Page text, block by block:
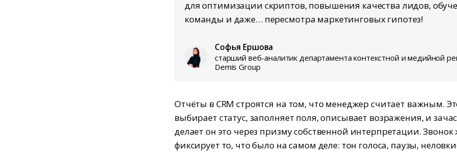
для оптимизации скриптов, повышения качества лидов,
команды и даже… пересмотра маркетинговых гипотез!
Софья Ершова
старший веб-аналитик департамента контекстной и медийной
Demis Group
Отчёты в CRM строятся на том, что менеджер считает важным.
выбирает статус, заполняет поля, описывает возражения, и
делает он это через призму собственной интерпретации. Звонок
фиксирует то, что было на самом деле: тон голоса, паузы,